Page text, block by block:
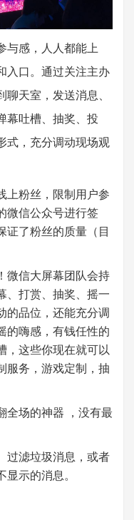
与感，人人都能上
入口。通过关注主办
天室，发送消息、
幕吐槽、抽奖、投
式，充分调动现场观
上粉丝，限制 用户参
微信公众号进行签
证了粉丝的质量（目
微信大屏幕团队会持
、打赏、 抽奖、摇一
的品位，还能充分调
的嗨感，有钱任性的
，这些你现在就可以
务，游戏定制，抽
全场的神器 ， 没有最
过滤垃圾消息，或者
示的消息。